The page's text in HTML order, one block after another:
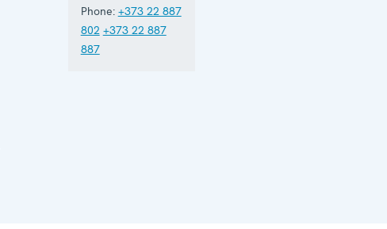
Phone: +373 22 887
802 +373 22 887
887